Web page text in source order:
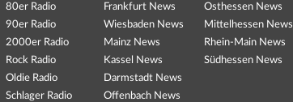
80er Radio
90er Radio
2000er Radio
Rock Radio
Oldie Radio
Schlager Radio
Frankfurt News
Wiesbaden News
Mainz News
Kassel News
Darmstadt News
Offenbach News
Osthessen News
Mittelhessen News
Rhein-Main News
Südhessen News